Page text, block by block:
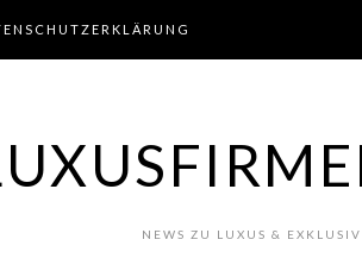
NEWS ZU LUXUS &